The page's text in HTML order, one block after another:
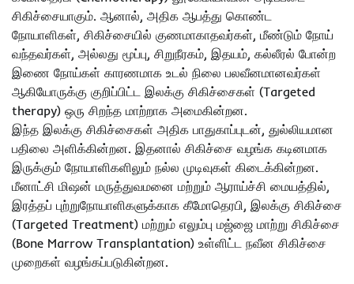
சிகிச்சையாகும். ஆனால், அதிக ஆபத்து கொண்ட
நோயாளிகள், சிகிச்சையில் குணமாகாதவர்கள், மீண்டும் நோய்
வந்தவர்கள், அல்லது மூப்பு, சிறுநீரகம், இதயம், கல்லீரல் போன்ற
இணை நோய்கள் காரணமாக உடல் நிலை பலவீனமானவர்கள்
ஆகியோருக்கு குறிப்பிட்ட இலக்கு சிகிச்சைகள் (Targeted
therapy) ஒரு சிறந்த மாற்றாக அமைகின்றன.
இந்த இலக்கு சிகிச்சைகள் அதிக பாதுகாப்புடன், துல்லியமான
பதிலை அளிக்கின்றன. இதனால் சிகிச்சை வழங்க கடினமாக
இருக்கும் நோயாளிகளிலும் நல்ல முடிவுகள் கிடைக்கின்றன.
மீனாட்சி மிஷன் மருத்துவமனை மற்றும் ஆராய்ச்சி மையத்தில்,
இரத்தப் புற்றுநோயாளிகளுக்காக கீமோதெரபி, இலக்கு சிகிச்சை
(Targeted Treatment) மற்றும் எலும்பு மஜ்ஜை மாற்று சிகிச்சை
(Bone Marrow Transplantation) உள்ளிட்ட நவீன சிகிச்சை
முறைகள் வழங்கப்படுகின்றன.